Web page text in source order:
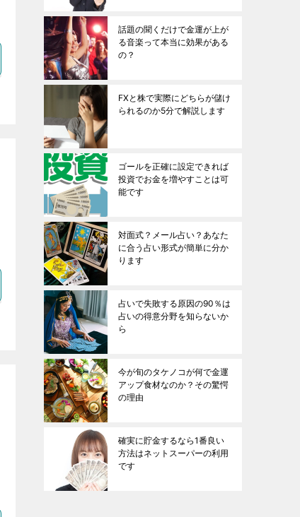
話題の聞くだけで金運が上が
る音楽って本当に効果がある
の？
FXと株で実際にどちらが儲け
られるのか5分で解説します
ゴールを正確に設定できれば
投資でお金を増やすことは可
能です
対面式？メール占い？あなた
に合う占い形式が簡単に分か
ります
占いで失敗する原因の90％は
占いの得意分野を知らないか
ら
今が旬のタケノコが何で金運
アップ食材なのか？その驚愕
の理由
確実に貯金するなら1番良い
方法はネットスーパーの利用
です